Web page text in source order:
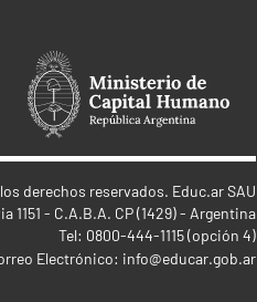
derechos reservados. Educ.ar SAU
1151 - C.A.B.A. CP (1429) - Argentina
Tel: 0800-444-1115 (opción 4)
Electrónico: info@educar.gob.ar